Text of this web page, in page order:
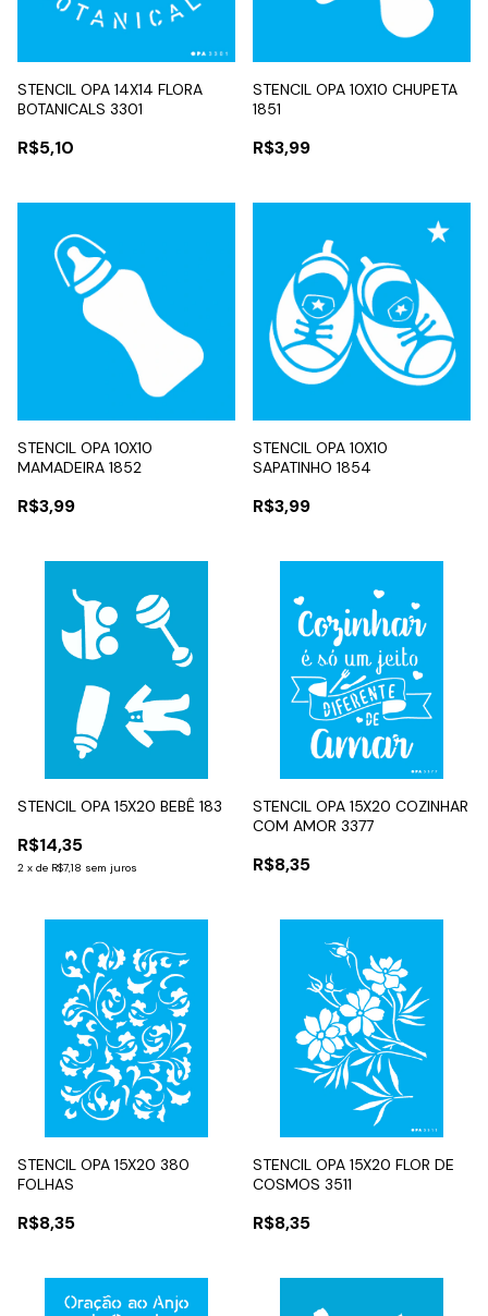
STENCIL OPA 14X14 FLORA
BOTANICALS 3301
R$5,10
STENCIL OPA 10X10 CHUPETA
1851
R$3,99
STENCIL OPA 10X10
MAMADEIRA 1852
R$3,99
STENCIL OPA 10X10
SAPATINHO 1854
R$3,99
STENCIL OPA 15X20 BEBÊ 183
R$14,35
2 x de R$7,18 sem juros
STENCIL OPA 15X20 COZINHAR
COM AMOR 3377
R$8,35
STENCIL OPA 15X20 380
FOLHAS
R$8,35
STENCIL OPA 15X20 FLOR DE
COSMOS 3511
R$8,35